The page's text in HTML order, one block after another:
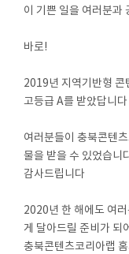
이 기쁜 일을 여러분과
바로!
2019년 지역기반형 콘
고등급 A를 받았답니
여러분들이 충북콘텐
물을 받을 수 있었습니
감사드립니다
2020년 한 해에도 여
게 달아드릴 준비가 되
충북콘텐츠코리아랩